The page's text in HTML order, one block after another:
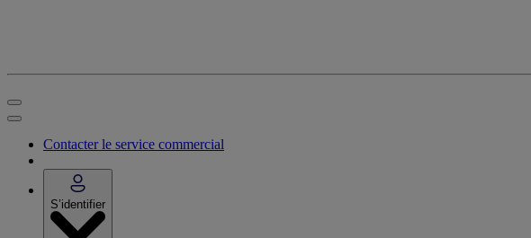
Contacter le service commercial
S’identifier